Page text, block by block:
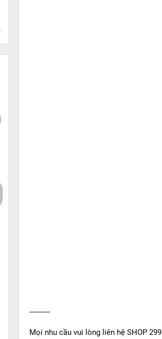
----------
Mọi nhu cầu vui lòng liên hệ SHOP 299